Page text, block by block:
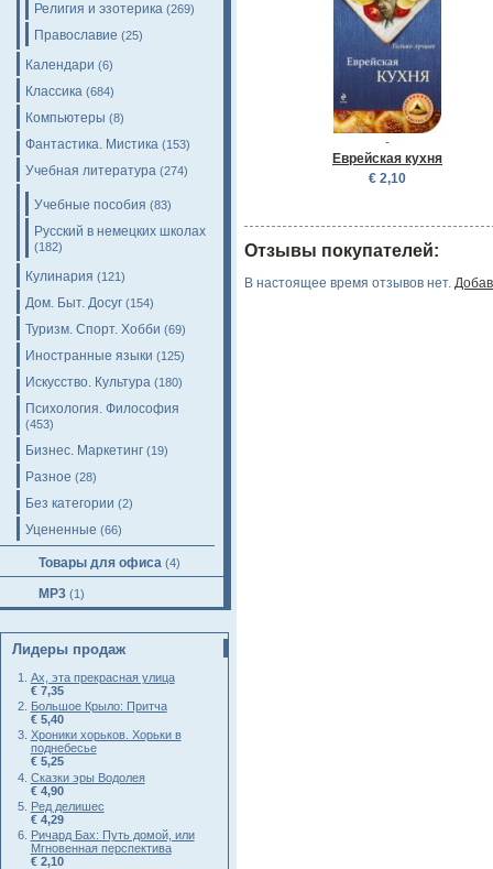
Религия и эзотерика (269)
Православие (25)
Календари (6)
Классика (684)
Компьютеры (8)
Фантастика. Мистика (153)
Учебная литература (274)
Учебные пособия (83)
Русский в немецких школах
(182)
Кулинария (121)
Дом. Быт. Досуг (154)
Туризм. Спорт. Хобби (69)
Иностранные языки (125)
Искусство. Культура (180)
Психология. Философия
(453)
Бизнес. Маркетинг (19)
Разное (28)
Без категории (2)
Уцененные (66)
Товары для офиса (4)
MP3 (1)
Лидеры продаж
Ах, эта прекрасная улица
€ 7,35
Большое Крыло: Притча
€ 5,40
Хроники хорьков. Хорьки в
поднебесье
€ 5,25
Сказки эры Водолея
€ 4,90
Ред делишес
€ 4,29
Ричард Бах: Путь домой, или
Мгновенная перспектива
€ 2,10
-
Еврейская кухня
€ 2,10
Отзывы покупателей:
В настоящее время отзывов нет.